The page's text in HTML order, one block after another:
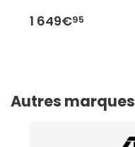
1 649€95
Autres marques